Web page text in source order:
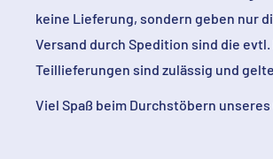
keine Lieferung, sondern geben nur
Versand durch Spedition sind die
Teillieferungen sind zulässig und
Viel Spaß beim Durchstöbern